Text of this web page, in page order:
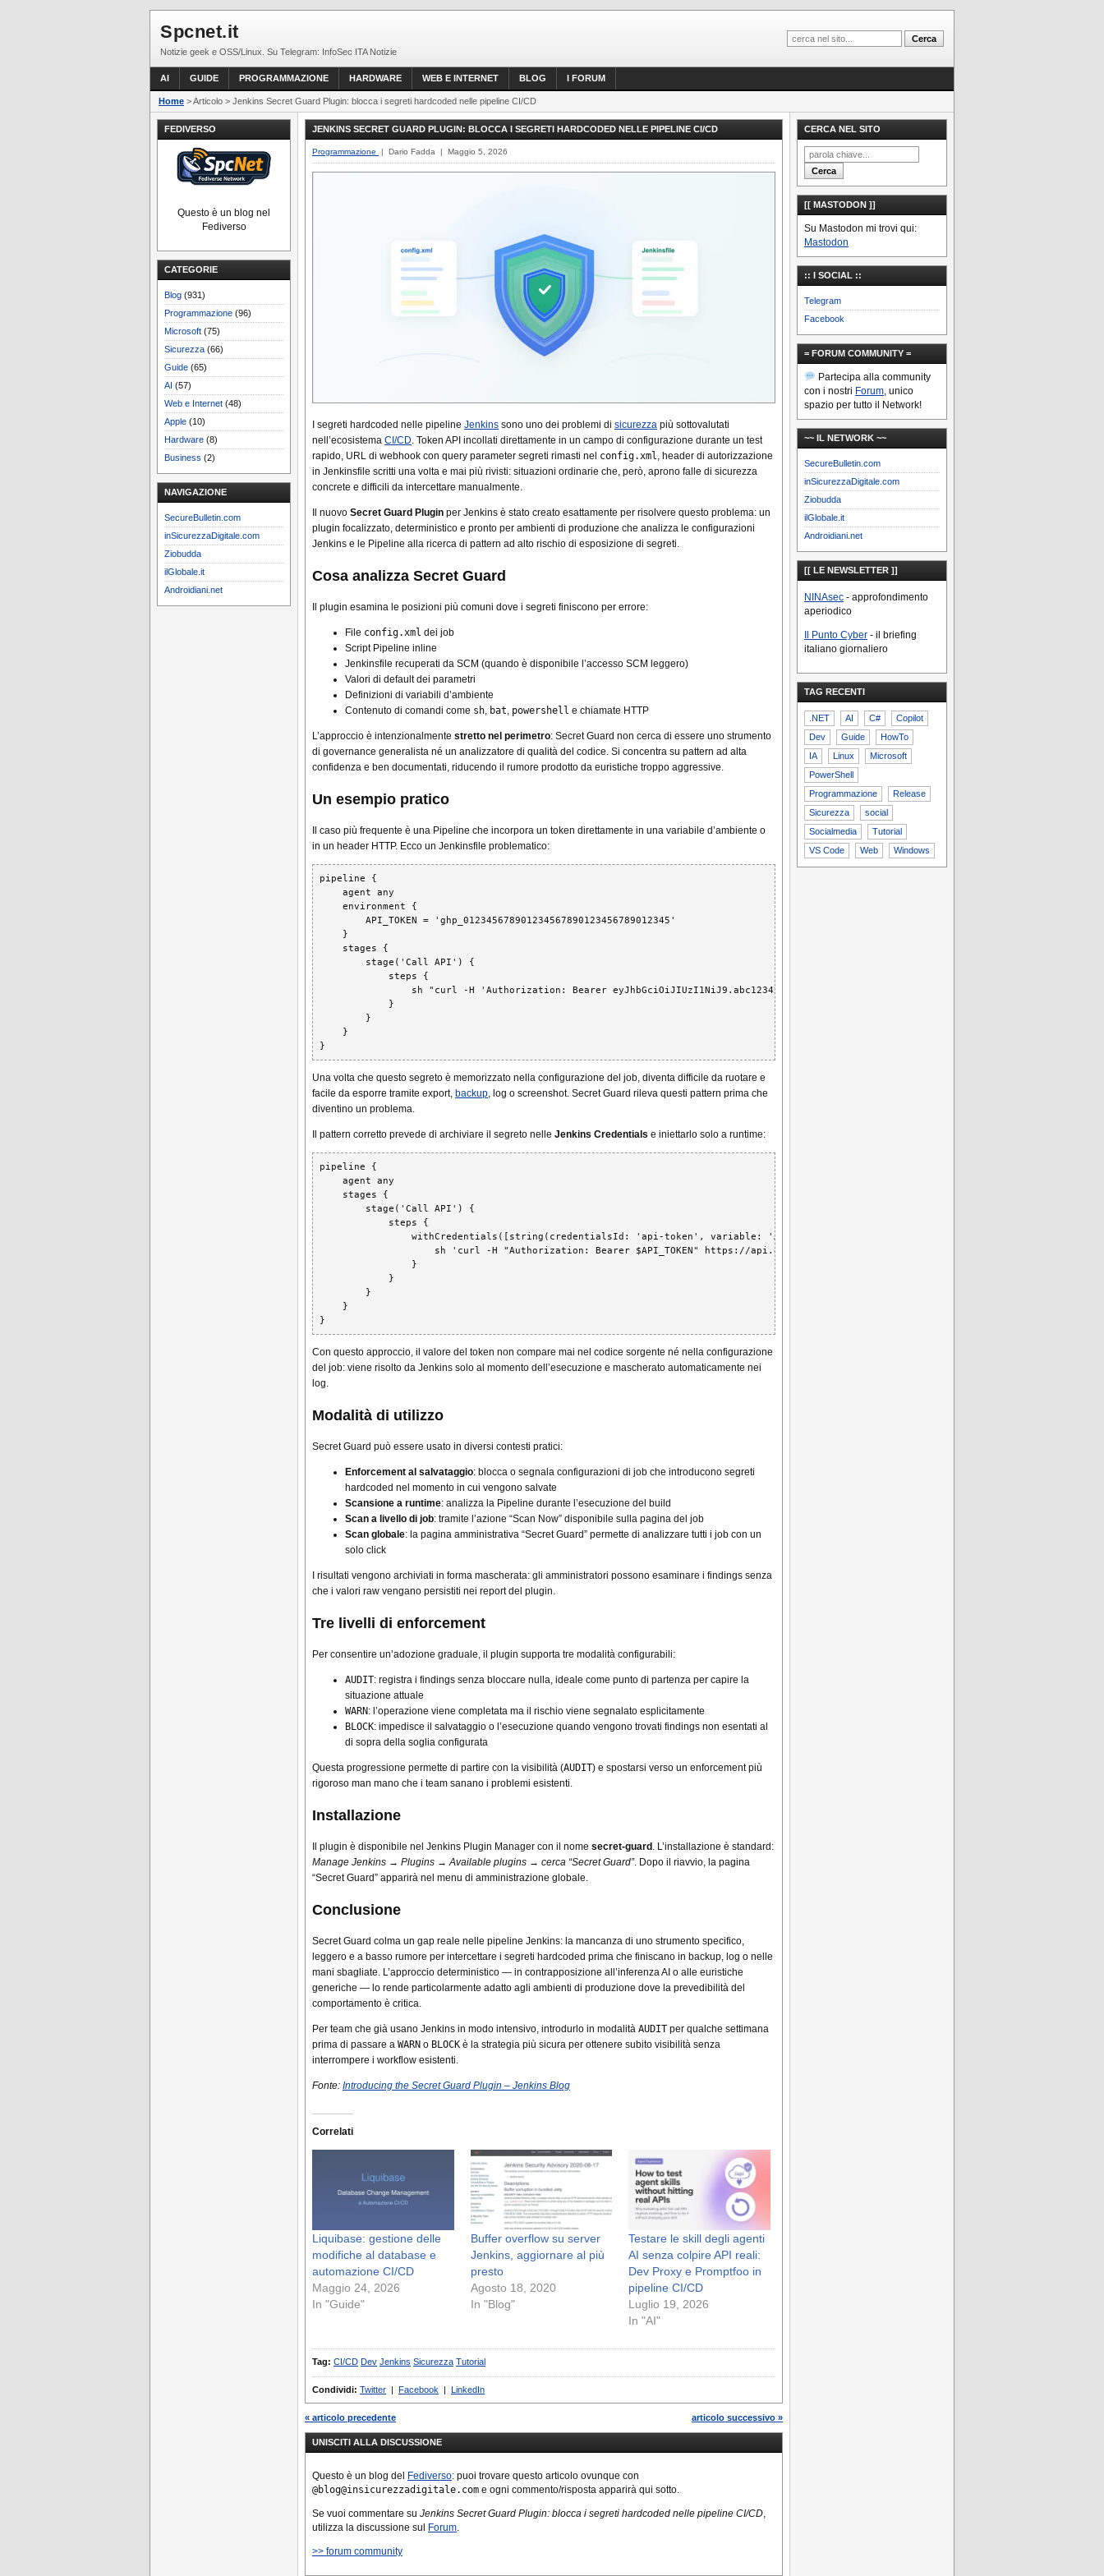
Spcnet.it
Notizie geek e OSS/Linux. Su Telegram: InfoSec ITA Notizie
AI GUIDE PROGRAMMAZIONE HARDWARE WEB E INTERNET BLOG I FORUM
Home > Articolo > Jenkins Secret Guard Plugin: blocca i segreti hardcoded nelle pipeline CI/CD
FEDIVERSO
Questo è un blog nel
Fediverso
CATEGORIE
Blog (931)
Programmazione (96)
Microsoft (75)
Sicurezza (66)
Guide (65)
AI (57)
Web e Internet (48)
Apple (10)
Hardware (8)
Business (2)
NAVIGAZIONE
SecureBulletin.com
inSicurezzaDigitale.com
Ziobudda
ilGlobale.it
Androidiani.net
JENKINS SECRET GUARD PLUGIN: BLOCCA I SEGRETI HARDCODED NELLE PIPELINE CI/CD
Programmazione | Dario Fadda | Maggio 5, 2026
I segreti hardcoded nelle pipeline Jenkins sono uno dei problemi di sicurezza più sottovalutati
nell’ecosistema CI/CD. Token API incollati direttamente in un campo di configurazione durante un test
rapido, URL di webhook con query parameter segreti rimasti nel config.xml, header di autorizzazione
in Jenkinsfile scritti una volta e mai più rivisti: situazioni ordinarie che, però, aprono falle di sicurezza
concrete e difficili da intercettare manualmente.
Il nuovo Secret Guard Plugin per Jenkins è stato creato esattamente per risolvere questo problema: un
plugin focalizzato, deterministico e pronto per ambienti di produzione che analizza le configurazioni
Jenkins e le Pipeline alla ricerca di pattern ad alto rischio di esposizione di segreti.
Cosa analizza Secret Guard
Il plugin esamina le posizioni più comuni dove i segreti finiscono per errore:
File config.xml dei job
Script Pipeline inline
Jenkinsfile recuperati da SCM (quando è disponibile l’accesso SCM leggero)
Valori di default dei parametri
Definizioni di variabili d’ambiente
Contenuto di comandi come sh, bat, powershell e chiamate HTTP
L’approccio è intenzionalmente stretto nel perimetro: Secret Guard non cerca di essere uno strumento
di governance generalista né un analizzatore di qualità del codice. Si concentra su pattern ad alta
confidenza e ben documentati, riducendo il rumore prodotto da euristiche troppo aggressive.
Un esempio pratico
Il caso più frequente è una Pipeline che incorpora un token direttamente in una variabile d’ambiente o
in un header HTTP. Ecco un Jenkinsfile problematico:
pipeline {
    agent any
    environment {
        API_TOKEN = 'ghp_012345678901234567890123456789012345'
    }
    stages {
        stage('Call API') {
            steps {
                sh "curl -H 'Authorization: Bearer eyJhbGciOiJIUzI1NiJ9.abc123456789' https://api.example.com"
            }
        }
    }
}
Una volta che questo segreto è memorizzato nella configurazione del job, diventa difficile da ruotare e
facile da esporre tramite export, backup, log o screenshot. Secret Guard rileva questi pattern prima che
diventino un problema.
Il pattern corretto prevede di archiviare il segreto nelle Jenkins Credentials e iniettarlo solo a runtime:
pipeline {
    agent any
    stages {
        stage('Call API') {
            steps {
                withCredentials([string(credentialsId: 'api-token', variable: 'API_TOKEN')]) {
                    sh 'curl -H "Authorization: Bearer $API_TOKEN" https://api.example.com'
                }
            }
        }
    }
}
Con questo approccio, il valore del token non compare mai nel codice sorgente né nella configurazione
del job: viene risolto da Jenkins solo al momento dell’esecuzione e mascherato automaticamente nei
log.
Modalità di utilizzo
Secret Guard può essere usato in diversi contesti pratici:
Enforcement al salvataggio: blocca o segnala configurazioni di job che introducono segreti
hardcoded nel momento in cui vengono salvate
Scansione a runtime: analizza la Pipeline durante l’esecuzione del build
Scan a livello di job: tramite l’azione “Scan Now” disponibile sulla pagina del job
Scan globale: la pagina amministrativa “Secret Guard” permette di analizzare tutti i job con un
solo click
I risultati vengono archiviati in forma mascherata: gli amministratori possono esaminare i findings senza
che i valori raw vengano persistiti nei report del plugin.
Tre livelli di enforcement
Per consentire un’adozione graduale, il plugin supporta tre modalità configurabili:
AUDIT: registra i findings senza bloccare nulla, ideale come punto di partenza per capire la
situazione attuale
WARN: l’operazione viene completata ma il rischio viene segnalato esplicitamente
BLOCK: impedisce il salvataggio o l’esecuzione quando vengono trovati findings non esentati al
di sopra della soglia configurata
Questa progressione permette di partire con la visibilità (AUDIT) e spostarsi verso un enforcement più
rigoroso man mano che i team sanano i problemi esistenti.
Installazione
Il plugin è disponibile nel Jenkins Plugin Manager con il nome secret-guard. L’installazione è standard:
Manage Jenkins → Plugins → Available plugins → cerca “Secret Guard”. Dopo il riavvio, la pagina
“Secret Guard” apparirà nel menu di amministrazione globale.
Conclusione
Secret Guard colma un gap reale nelle pipeline Jenkins: la mancanza di uno strumento specifico,
leggero e a basso rumore per intercettare i segreti hardcoded prima che finiscano in backup, log o nelle
mani sbagliate. L’approccio deterministico — in contrapposizione all’inferenza AI o alle euristiche
generiche — lo rende particolarmente adatto agli ambienti di produzione dove la prevedibilità del
comportamento è critica.
Per team che già usano Jenkins in modo intensivo, introdurlo in modalità AUDIT per qualche settimana
prima di passare a WARN o BLOCK è la strategia più sicura per ottenere subito visibilità senza
interrompere i workflow esistenti.
Fonte: Introducing the Secret Guard Plugin – Jenkins Blog
Correlati
Liquibase: gestione delle
modifiche al database e
automazione CI/CD
Maggio 24, 2026
In "Guide"
Buffer overflow su server
Jenkins, aggiornare al più
presto
Agosto 18, 2020
In "Blog"
Testare le skill degli agenti
AI senza colpire API reali:
Dev Proxy e Promptfoo in
pipeline CI/CD
Luglio 19, 2026
In "AI"
Tag: CI/CD Dev Jenkins Sicurezza Tutorial
Condividi: Twitter Facebook LinkedIn
« articolo precedente articolo successivo »
UNISCITI ALLA DISCUSSIONE
Questo è un blog del Fediverso: puoi trovare questo articolo ovunque con
@blog@insicurezzadigitale.com e ogni commento/risposta apparirà qui sotto.
Se vuoi commentare su Jenkins Secret Guard Plugin: blocca i segreti hardcoded nelle pipeline CI/CD,
utilizza la discussione sul
Forum.
>> forum community
CERCA NEL SITO
[[ MASTODON ]]
Su Mastodon mi trovi qui:
Mastodon
:: I SOCIAL ::
Telegram
Facebook
= FORUM COMMUNITY =
Partecipa alla community
con i nostri Forum, unico
spazio per tutto il Network!
~~ IL NETWORK ~~
SecureBulletin.com
inSicurezzaDigitale.com
Ziobudda
ilGlobale.it
Androidiani.net
[[ LE NEWSLETTER ]]
NINAsec - approfondimento
aperiodico
Il Punto Cyber - il briefing
italiano giornaliero
TAG RECENTI
.NET AI C#
Copilot
Dev
Guide
HowTo
IA
Linux
Microsoft
PowerShell
Programmazione
Release
Sicurezza
social
Socialmedia
Tutorial
VS Code
Web Windows